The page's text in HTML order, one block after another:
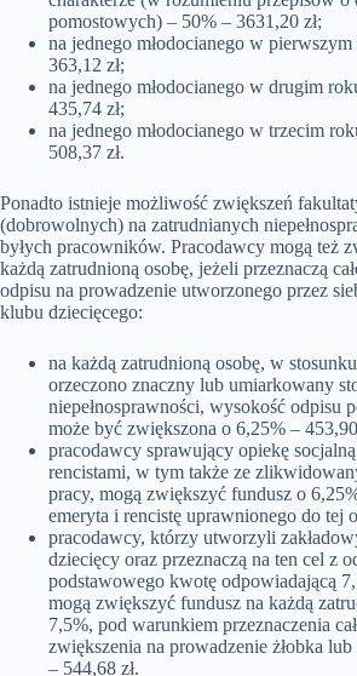
pomostowych) – 50% – 3631,20 zł;
na jednego młodocianego w
363,12 zł;
na jednego młodocianego w drugim
435,74 zł;
na jednego młodocianego w trzecim
508,37 zł.
Ponadto istnieje możliwość zwiększeń
(dobrowolnych) na zatrudnianych
byłych pracowników. Pracodawcy mogą też
każdą zatrudnioną osobę, jeżeli przeznaczą
odpisu na prowadzenie utworzonego przez
klubu dziecięcego:
na każdą zatrudnioną osobę, w
orzeczono znaczny lub umiarkowany
niepełnosprawności, wysokość odpisu
może być zwiększona o 6,25% – 453,90
pracodawcy sprawujący opiekę
rencistami, w tym także ze
pracy, mogą zwiększyć fundusz o
emeryta i rencistę uprawnionego do tej
pracodawcy, którzy utworzyli
dziecięcy oraz przeznaczą na ten cel z
podstawowego kwotę odpowiadającą
mogą zwiększyć fundusz na każdą
7,5%, pod warunkiem przeznaczenia
zwiększenia na prowadzenie żłobka
– 544,68 zł.